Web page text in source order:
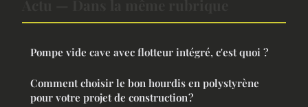
Pompe vide cave avec flotteur intégré, c'est quoi ?
Comment choisir le bon hourdis en polystyrène
pour votre projet de construction ?